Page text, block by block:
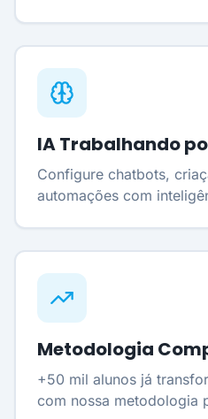
IA Trabalhando
Configure chatbots,
automações com
Metodologia
+50 mil alunos já
com nossa metodologia